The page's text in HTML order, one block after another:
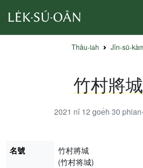
Thâu-ia̍h Jîn-sū-
竹村將城
2021 nî 12 goe̍h 30
名號
竹村將城
(竹村将城)